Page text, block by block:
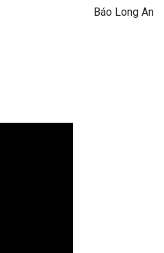
Báo Long An